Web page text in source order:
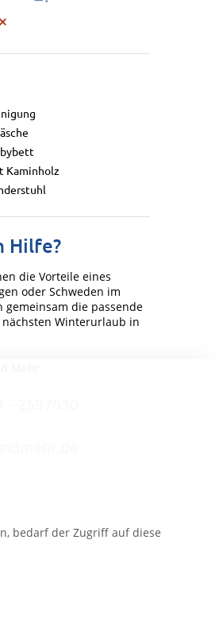
Kaminholz
Hilfe?
die Vorteile eines
oder Schweden im
gemeinsam die passende
Winterurlaub in
- 2597030
bedarf der Zugriff auf diese